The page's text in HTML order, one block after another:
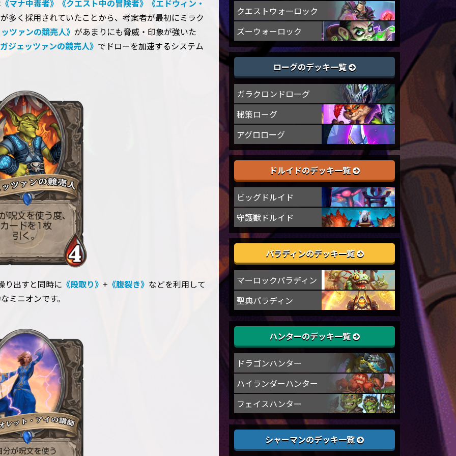
《マナ中毒者》 《クエスト中の冒険者》
《エドウィン・
多く採用されていたことから、考案者が最初にミラク
ツァンの競売人》 があまりにも脅威・印象が強いた
ジェッツァンの競売人》 でドローを加速するシステム
り出すと同時に 《段取り》 + 《腹裂き》 などを利用して
ミニオンです。
クエストウォーロック
ズーウォーロック
ローグのデッキ一覧
ガラクロンドローグ
秘策ローグ
アグロローグ
ドルイドのデッキ一覧
ビッグドルイド
守護獣ドルイド
パラディンのデッキ一覧
マーロックパラディン
聖典パラディン
ハンターのデッキ一覧
ドラゴンハンター
ハイランダーハンター
フェイスハンター
シャーマンのデッキ一覧